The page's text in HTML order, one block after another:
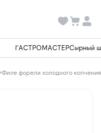
ГАСТРОМАСТЕРСырный
Филе форели холодного